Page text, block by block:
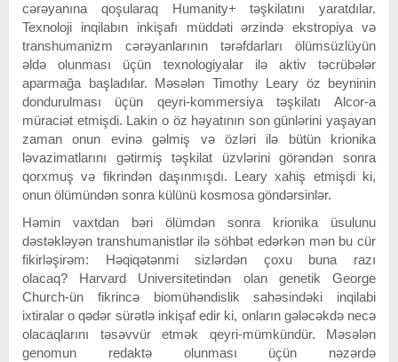
cərəyanına qoşularaq Humanity+ təşkilatını yaratdılar.
Texnoloji inqilabın inkişafı müddəti ərzində ekstropiya və
transhumanizm cərəyanlarının tərəfdarları ölümsüzlüyün
əldə olunması üçün texnologiyalar ilə aktiv təcrübələr
aparmağa başladılar. Məsələn Timothy Leary öz beyninin
dondurulması üçün qeyri-kommersiya təşkilatı Alcor-a
müraciət etmişdi. Lakin o öz həyatının son günlərini yaşayan
zaman onun evinə gəlmiş və özləri ilə bütün krionika
ləvazimatlarını gətirmiş təşkilat üzvlərini görəndən sonra
qorxmuş və fikrindən daşınmışdı. Leary xahiş etmişdi ki,
onun ölümündən sonra külünü kosmosa göndərsinlər.
Həmin vaxtdan bəri ölümdən sonra krionika üsulunu
dəstəkləyən transhumanistlər ilə söhbət edərkən mən bu cür
fikirləşirəm: Həqiqətənmi sizlərdən çoxu buna razı
olacaq? Harvard Universitetindən olan genetik George
Church-ün fikrincə biomühəndislik sahəsindəki inqilabi
ixtiralar o qədər sürətlə inkişaf edir ki, onların gələcəkdə necə
olacaqlarını təsəvvür etmək qeyri-mümkündür. Məsələn
genomun redaktə olunması üçün nəzərdə